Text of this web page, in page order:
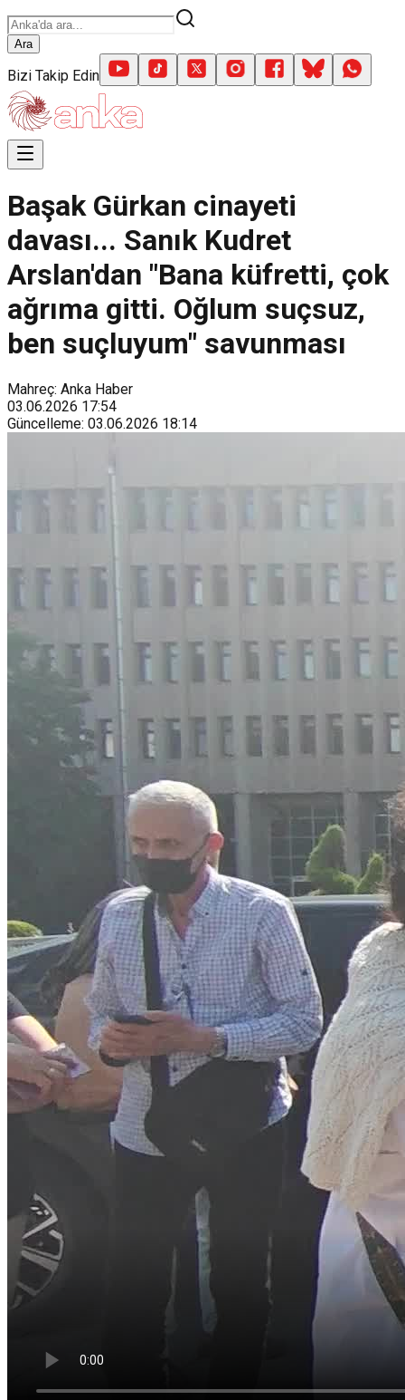
Ara
Bizi Takip Edin
Başak Gürkan cinayeti
davası... Sanık Kudret
Arslan'dan "Bana küfretti, çok
ağrıma gitti. Oğlum suçsuz,
ben suçluyum" savunması
Mahreç: Anka Haber
03.06.2026 17:54
Güncelleme: 03.06.2026 18:14